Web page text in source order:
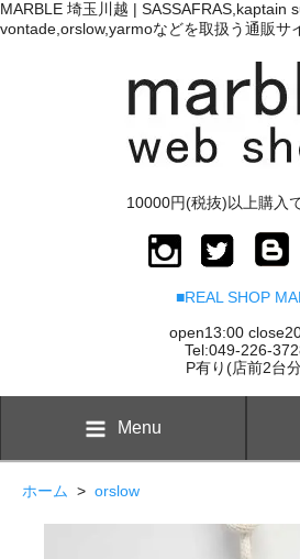
MARBLE 埼玉川越 | SASSAFRAS,kaptain
vontade,orslow,yarmoなどを取扱う通販サ
10000円(税抜)以上購入
■REAL SHOP
open13:00
Tel:049-226-
P有り(店前2台
Menu
ホーム > orslow